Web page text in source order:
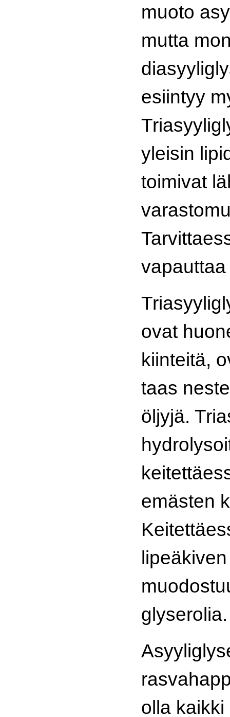
muoto
mutta
esiintyy
yleisin
toimivat
ovat
kiinteitä,
taas
öljyjä.
emästen
glyserolia.
olla